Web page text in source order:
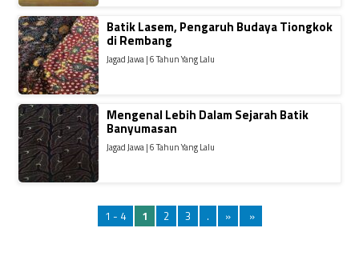
Batik Lasem, Pengaruh Budaya Tiongkok
di Rembang
Jagad Jawa | 6 Tahun Yang Lalu
Mengenal Lebih Dalam Sejarah Batik
Banyumasan
Jagad Jawa | 6 Tahun Yang Lalu
1 - 4 1 2 3 . » »